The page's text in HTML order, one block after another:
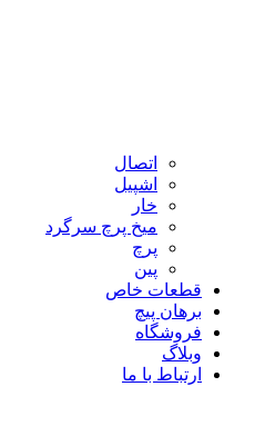
اتصال
اشپیل
خار
میخ پرچ سرگرد
پرچ
پین
قطعات خاص
برهان پیچ
فروشگاه
وبلاگ
ارتباط با ما